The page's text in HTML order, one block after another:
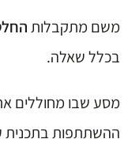
משם מתקבלות
בכלל שאלה.
מסע שבו מחוללים את
ההשתתפות